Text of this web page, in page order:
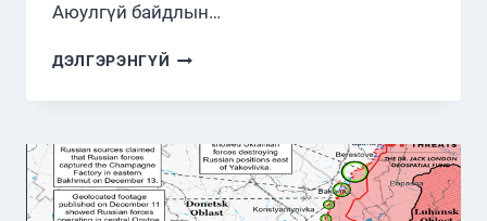
Аюулгүй байдлын…
ДЭЛГЭРЭНГҮЙ ЯПОН
ҮНДЭСНИЙ
БАЙДЛЫН
СТРАТЕГИА
ШИНЭЧИЛЛЭЭ